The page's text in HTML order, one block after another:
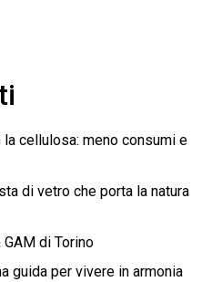
cellulosa: meno consumi e
di vetro che porta la natura
di Torino
guida per vivere in armonia